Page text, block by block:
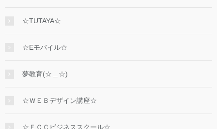
☆TUTAYA☆
☆Eモバイル☆
夢教育(☆＿☆)
☆ＷＥＢデザイン講座☆
☆ＥＣＣビジネススクール☆